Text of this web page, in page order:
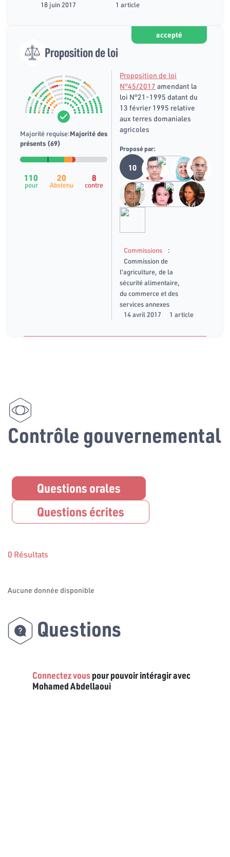
18 juin 2017
1 article
accepté
Proposition de loi
Majorité requise:Majorité des
présents (69)
110
pour
20
Abstenu
8
contre
Proposition de loi
N°45/2017 amendant la
loi N°21-1995 datant du
13 février 1995 relative
aux terres domaniales
agricoles
Proposé par:
10
Commissions :
Commission de
l’agriculture, de la
sécurité alimentaire,
du commerce et des
services annexes
14 avril 2017
1 article
Contrôle gouvernemental
Questions orales
Questions écrites
0 Résultats
Aucune donnée disponible
Questions
Connectez vouspour pouvoir intéragir avec
Mohamed Abdellaoui